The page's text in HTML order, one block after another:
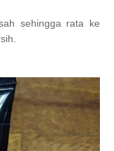
sehingga rata ke